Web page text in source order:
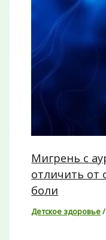
Мигрень с
отличить от
боли
Детское здоровье